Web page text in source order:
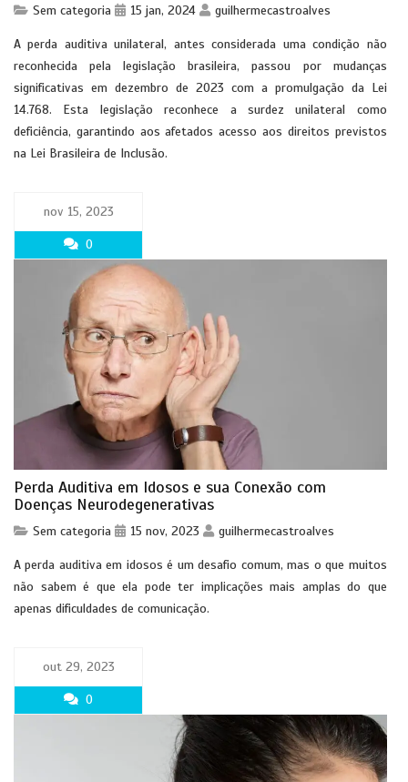
Sem categoria 15 jan, 2024 guilhermecastroalves
A perda auditiva unilateral, antes considerada uma condição não
reconhecida pela legislação brasileira, passou por mudanças
significativas em dezembro de 2023 com a promulgação da Lei
14.768. Esta legislação reconhece a surdez unilateral como
deficiência, garantindo aos afetados acesso aos direitos previstos
na Lei Brasileira de Inclusão.
nov 15, 2023
0
Perda Auditiva em Idosos e sua Conexão com
Doenças Neurodegenerativas
Sem categoria 15 nov, 2023 guilhermecastroalves
A perda auditiva em idosos é um desafio comum, mas o que muitos
não sabem é que ela pode ter implicações mais amplas do que
apenas dificuldades de comunicação.
out 29, 2023
0